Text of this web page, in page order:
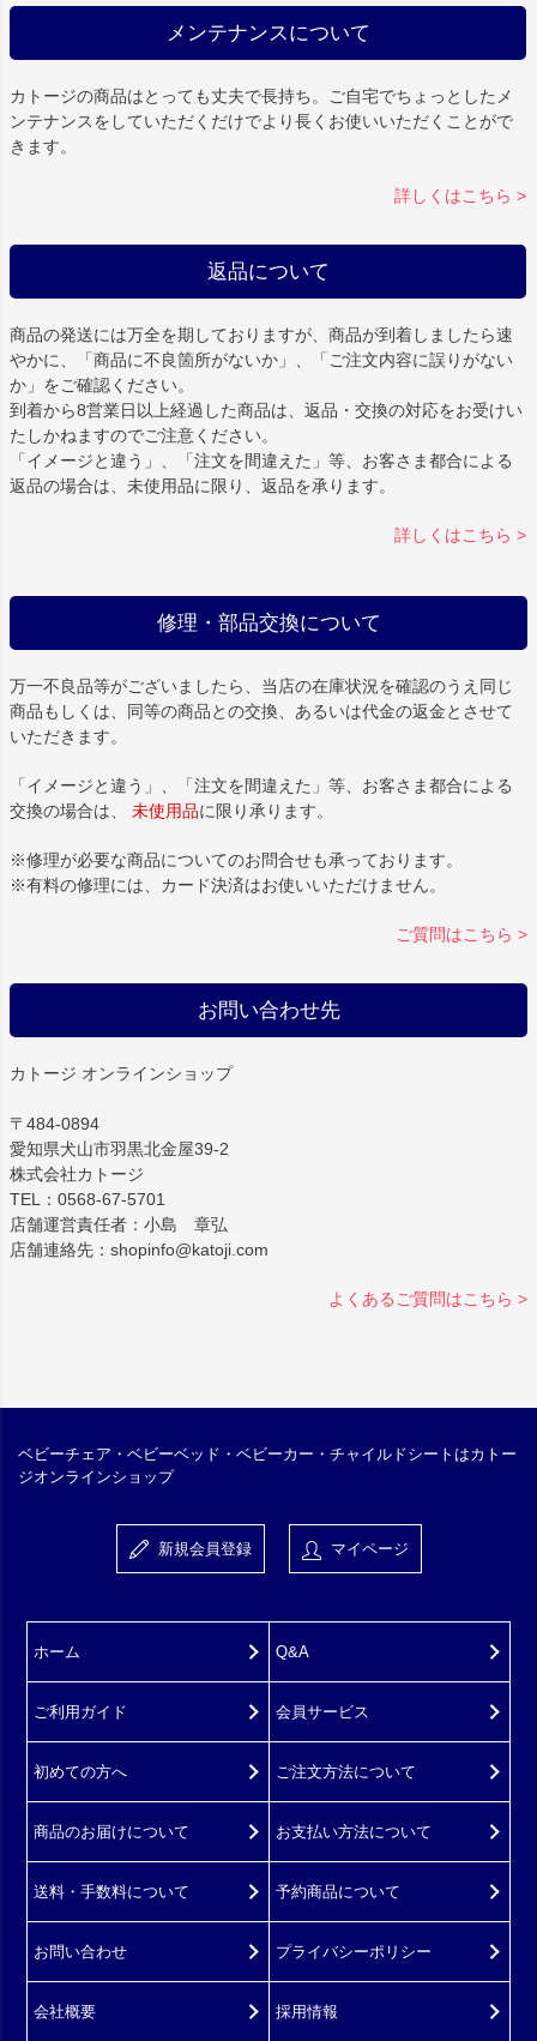
メンテナンスについて
カトージの商品はとっても丈夫で長持ち。ご自宅でちょっとしたメ
ンテナンスをしていただくだけでより長くお使いいただくことがで
きます。
詳しくはこちら >
返品について
商品の発送には万全を期しておりますが、商品が到着しましたら速
やかに、「商品に不良箇所がないか」、「ご注文内容に誤りがない
か」をご確認ください。
到着から8営業日以上経過した商品は、返品・交換の対応をお受けい
たしかねますのでご注意ください。
「イメージと違う」、「注文を間違えた」等、お客さま都合による
返品の場合は、未使用品に限り、返品を承ります。
詳しくはこちら >
修理・部品交換について
万一不良品等がございましたら、当店の在庫状況を確認のうえ同じ
商品もしくは、同等の商品との交換、あるいは代金の返金とさせて
いただきます。
「イメージと違う」、「注文を間違えた」等、お客さま都合による
交換の場合は、 未使用品に限り承ります。
※修理が必要な商品についてのお問合せも承っております。
※有料の修理には、カード決済はお使いいただけません。
ご質問はこちら >
お問い合わせ先
カトージ オンラインショップ
〒484-0894
愛知県犬山市羽黒北金屋39-2
株式会社カトージ
TEL：0568-67-5701
店舗運営責任者：小島 章弘
店舗連絡先：shopinfo@katoji.com
よくあるご質問はこちら >
ベビーチェア・ベビーベッド・ベビーカー・チャイルドシートはカトー
ジオンラインショップ
新規会員登録 マイページ
ホーム
ご利用ガイド
初めての方へ
Q&A
会員サービス
ご注文方法について
商品のお届けについて お支払い方法について
送料・手数料について 予約商品について
お問い合わせ プライバシーポリシー
会社概要 採用情報